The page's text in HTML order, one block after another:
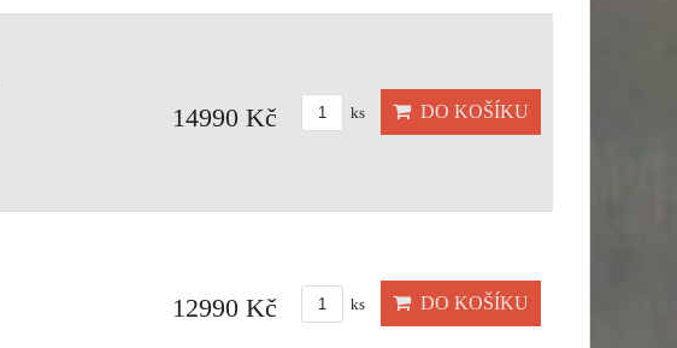
14990 Kč ks DO KOŠÍKU
12990 Kč ks DO KOŠÍKU